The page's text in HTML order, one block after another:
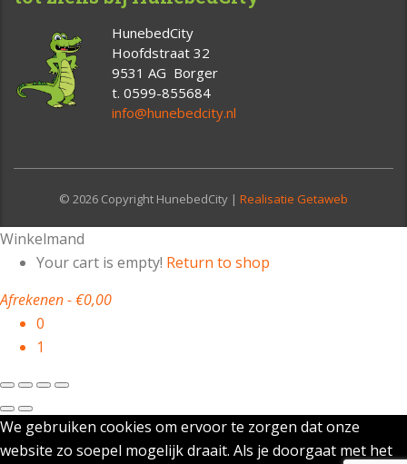
HunebedCity
Hoofdstraat 32
9531 AG Borger
t. 0599-855684
info@hunebedcity.nl
© 2026 Copyright HunebedCity | Realisatie Getaweb
Winkelmand
Your cart is empty! Return to shop
Afrekenen-€0,00
0
1
We gebruiken cookies om ervoor te zorgen dat onze
website zo soepel mogelijk draait. Als je doorgaat met het